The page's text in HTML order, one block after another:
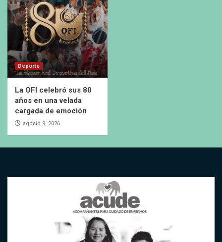
Deporte
La OFI celebró sus 80
años en una velada
cargada de emoción
agosto 9, 2026